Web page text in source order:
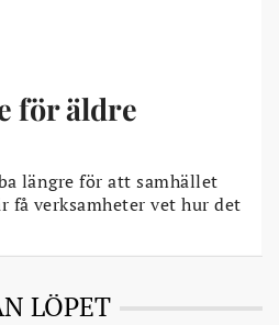
för äldre
längre för att samhället
få verksamheter vet hur det
LÖPET